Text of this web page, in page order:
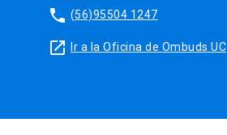
phone (56)95504 1247
launch Ir a la Oficina de Ombuds UC